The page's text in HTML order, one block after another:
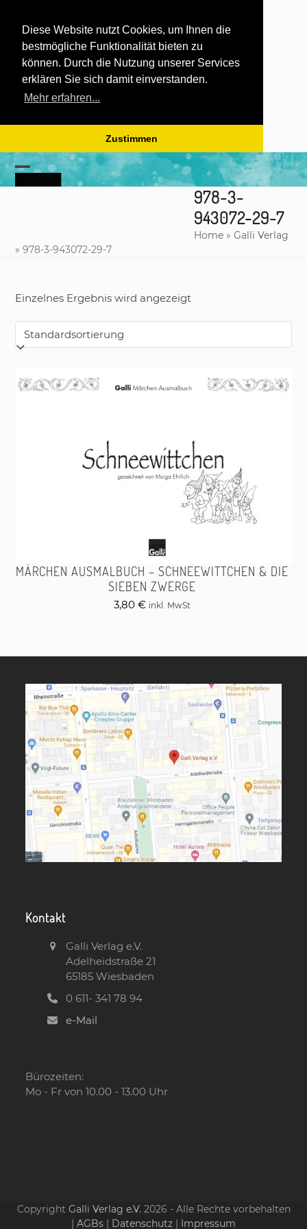
Diese Website nutzt Cookies, um Ihnen die
bestmögliche Funktionalität bieten zu
können. Durch die Nutzung unserer Services
erklären Sie sich damit einverstanden.
Mehr erfahren...
Zustimmen
Skip
to
content
Open
Close
978-3-
943072-29-7
Home» Galli Verlag
»978-3-943072-29-7
Einzelnes Ergebnis wird angezeigt
MÄRCHEN AUSMALBUCH – SCHNEEWITTCHEN & DIE
SIEBEN ZWERGE
3,80 € inkl. MwSt
Kontakt
Galli Verlag e.V.
Adelheidstraße 21
65185 Wiesbaden
0 611- 341 78 94
e-Mail
Bürozeiten:
Mo - Fr von 10.00 - 13.00 Uhr
Copyright Galli Verlag e.V. 2026 - Alle Rechte vorbehalten
| AGBs | Datenschutz | Impressum